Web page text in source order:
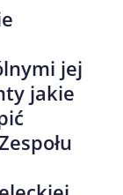
jej
jakie